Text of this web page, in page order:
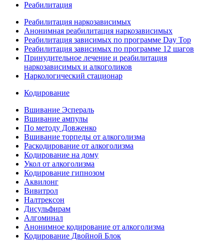
Реабилитация
Реабилитация наркозависимых
Анонимная реабилитация наркозависимых
Реабилитация зависимых по программе Day Top
Реабилитация зависимых по программе 12 шагов
Принудительное лечение и реабилитация
наркозависимых и алкоголиков
Наркологический стационар
Кодирование
Вшивание Эспераль
Вшивание ампулы
По методу Довженко
Вшивание торпеды от алкоголизма
Раскодирование от алкоголизма
Кодирование на дому
Укол от алкоголизма
Кодирование гипнозом
Аквилонг
Вивитрол
Налтрексон
Дисульфирам
Алгоминал
Анонимное кодирование от алкоголизма
Кодирование Двойной Блок